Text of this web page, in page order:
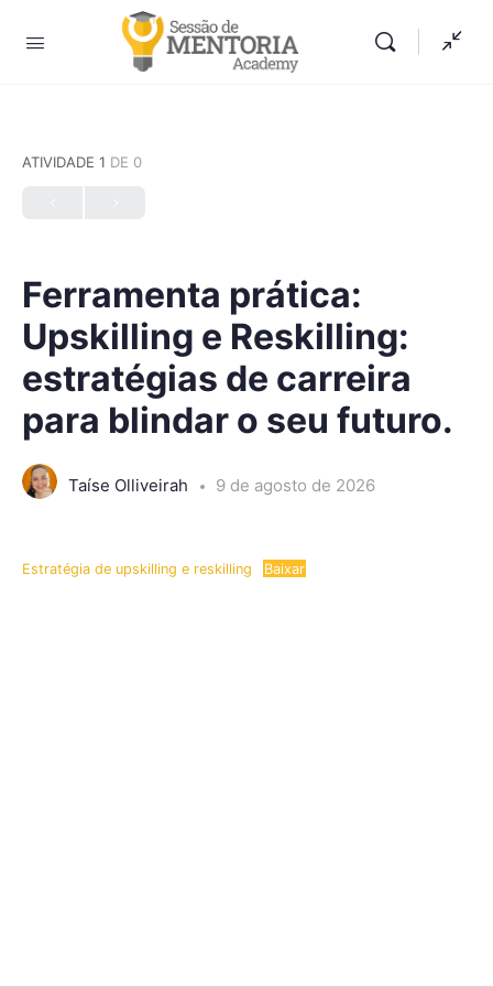
ATIVIDADE 1 DE 0
Ferramenta prática:
Upskilling e Reskilling:
estratégias de carreira
para blindar o seu futuro.
Taíse Olliveirah 9 de agosto de 2026
Estratégia de upskilling e reskilling Baixar